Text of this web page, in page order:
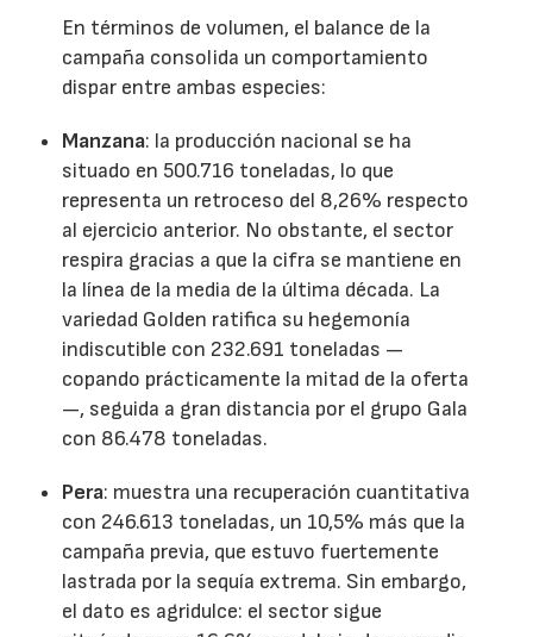
En términos de volumen, el balance de la
campaña consolida un comportamiento
dispar entre ambas especies:
Manzana: la producción nacional se ha
situado en 500.716 toneladas, lo que
representa un retroceso del 8,26% respecto
al ejercicio anterior. No obstante, el sector
respira gracias a que la cifra se mantiene en
la línea de la media de la última década. La
variedad Golden ratifica su hegemonía
indiscutible con 232.691 toneladas —
copando prácticamente la mitad de la oferta
—, seguida a gran distancia por el grupo Gala
con 86.478 toneladas.
Pera: muestra una recuperación cuantitativa
con 246.613 toneladas, un 10,5% más que la
campaña previa, que estuvo fuertemente
lastrada por la sequía extrema. Sin embargo,
el dato es agridulce: el sector sigue